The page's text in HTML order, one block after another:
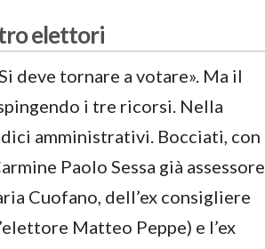
elettori
deve tornare a votare». Ma il
i tre ricorsi. Nella
amministrativi. Bocciati, con
Paolo Sessa già assessore
Cuofano, dell’ex consigliere
Matteo Peppe) e l’ex